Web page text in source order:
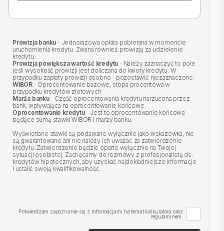
Prowizja banku - Jednorazowa opłata pobierana w momencie
uruchomienia kredytu. Zwana również prowizją za udzielenie
kredytu.
Prowizja powiększa wartość kredytu - Należy zaznaczyć to pole
jeśli wysokość prowizji jest doliczana do kwoty kredytu. W
przypadku zapłaty prowizji osobno - pozostawić niezaznaczone.
WIBOR - Oprocentowanie bazowe, stopa procentowa w
przypadku kredytów złotowych
Marża banku- Część oprocentowania kredytu narzucona przez
bank, wpływająca na oprocentowanie końcowe.
Oprocentowanie kredytu- Jest to oprocentowanie końcowe
będące sumą stawki WIBOR i marży banku.
Wyświetlane stawki są podawane wyłącznie jako wskazówka, nie
są gwarantowane ani nie należy ich uważać za zatwierdzenie
kredytu. Zatwierdzenie będzie oparte wyłącznie na Twojej
sytuacji osobistej. Zachęcamy do rozmowy z profesjonalistą ds.
kredytów hipotecznych, aby uzyskać najdokładniejsze informacje
i ustalić swoją kwalifikowalność.
Potwierdzam zapoznanie się z informacjami na temat kalkulatora oraz
regulaminem.